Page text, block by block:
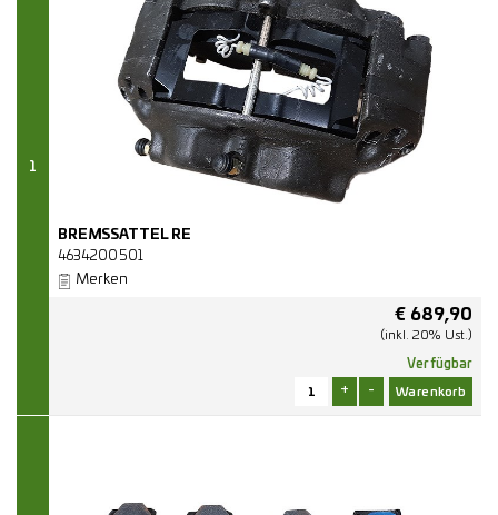
1
BREMSSATTEL RE
4634200501
Merken
€ 689,90
(inkl. 20% Ust.)
Verfügbar
+ -